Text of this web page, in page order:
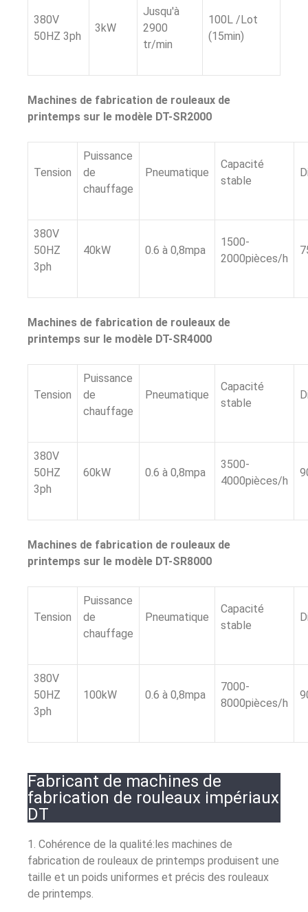
380V
50HZ 3ph
3kW
Jusqu'à
2900
tr/min
100L /Lot
(15min)
Machines de fabrication de rouleaux de
printemps sur le modèle DT-SR2000
Tension
Puissance
de
chauffage
Pneumatique
Capacité
stable
380V
50HZ
3ph
40kW 0.6 à 0,8mpa
1500-
2000pièces/h
Machines de fabrication de rouleaux de
printemps sur le modèle DT-SR4000
Tension
Puissance
de
chauffage
Pneumatique
Capacité
stable
380V
50HZ
3ph
60kW 0.6 à 0,8mpa
3500-
4000pièces/h
Machines de fabrication de rouleaux de
printemps sur le modèle DT-SR8000
Tension
Puissance
de
chauffage
Pneumatique
Capacité
stable
380V
50HZ
3ph
100kW 0.6 à 0,8mpa
7000-
8000pièces/h
Fabricant de machines de
fabrication de rouleaux impériaux
DT
1. Cohérence de la qualité:les machines de
fabrication de rouleaux de printemps produisent une
taille et un poids uniformes et précis des rouleaux
de printemps.